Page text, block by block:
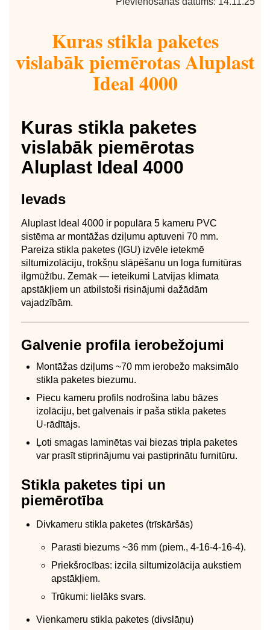
Kuras stikla paketes
vislabāk piemērotas Aluplast
Ideal 4000
Kuras stikla paketes
vislabāk piemērotas
Aluplast Ideal 4000
Ievads
Aluplast Ideal 4000 ir populāra 5 kameru PVC
sistēma ar montāžas dziļumu aptuveni 70 mm.
Pareiza stikla paketes (IGU) izvēle ietekmē
siltumizolāciju, trokšņu slāpēšanu un loga furnitūras
ilgmūžību. Zemāk — ieteikumi Latvijas klimata
apstākļiem un atbilstoši risinājumi dažādām
vajadzībām.
Galvenie profila ierobežojumi
Montāžas dziļums ~70 mm ierobežo maksimālo
stikla paketes biezumu.
Piecu kameru profils nodrošina labu bāzes
izolāciju, bet galvenais ir paša stikla paketes
U‑rādītājs.
Ļoti smagas laminētas vai biezas tripla paketes
var prasīt stiprinājumu vai pastiprinātu furnitūru.
Stikla paketes tipi un
piemērotība
Divkameru stikla paketes (trīskāršās)
Parasti biezums ~36 mm (piem., 4-16-4-16-4).
Priekšrocības: izcila siltumizolācija aukstiem
apstākļiem.
Trūkumi: lielāks svars.
Vienkameru stikla paketes (divslāņu)